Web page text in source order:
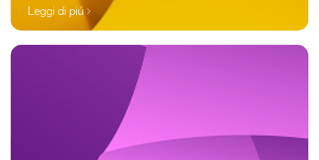
Leggi di piú